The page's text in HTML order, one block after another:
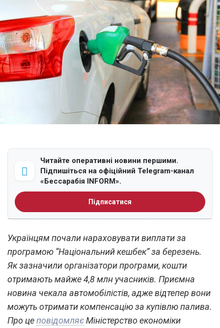
Читайте оперативні новини першими.
Підпишіться на офіційний Telegram-канал
«Бессарабія INFORM».
Підписатися
Українцям почали нараховувати виплати за
програмою “Національний кешбек” за березень.
Як зазначили організатори програми, кошти
отримають майже 4,8 млн учасників. Приємна
новина чекала автомобілістів, адже відтепер вони
можуть отримати компенсацію за купівлю палива.
Про цеповідомляєМіністерство економіки